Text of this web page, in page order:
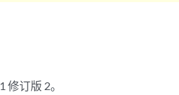
修订版 2。